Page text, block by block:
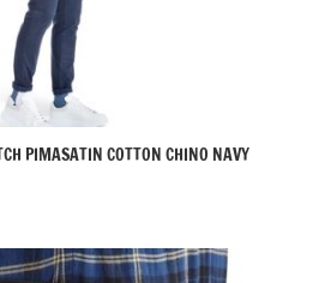
PIMASATIN COTTON CHINO NAVY